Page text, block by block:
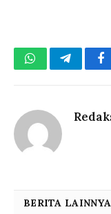
WhatsAppTelegram
BERITA LAINNYA